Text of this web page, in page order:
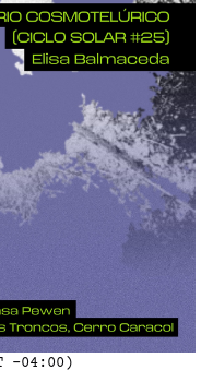
-04:00)